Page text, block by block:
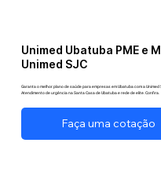
Unimed Ubatuba PME e
Unimed SJC
Garanta o melhor plano de saúde para empresas em Ubatuba com a
Atendimento de urgência na Santa Casa de Ubatuba e rede de elite. Confira.
Faça uma cotação